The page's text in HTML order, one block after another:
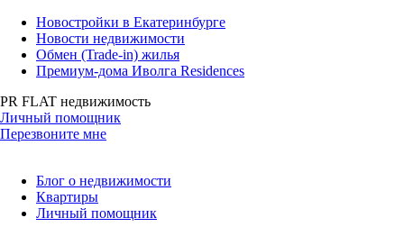
Новостройки в Екатеринбурге
Новости недвижимости
Обмен (Trade-in) жилья
Премиум-дома Иволга Residences
PR FLAT недвижимость
Личный помощник
Перезвоните мне
Блог о недвижимости
Квартиры
Личный помощник